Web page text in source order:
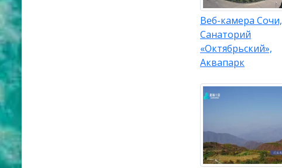
Веб-камера Сочи,
Санаторий
«Октябрьский»,
Аквапарк